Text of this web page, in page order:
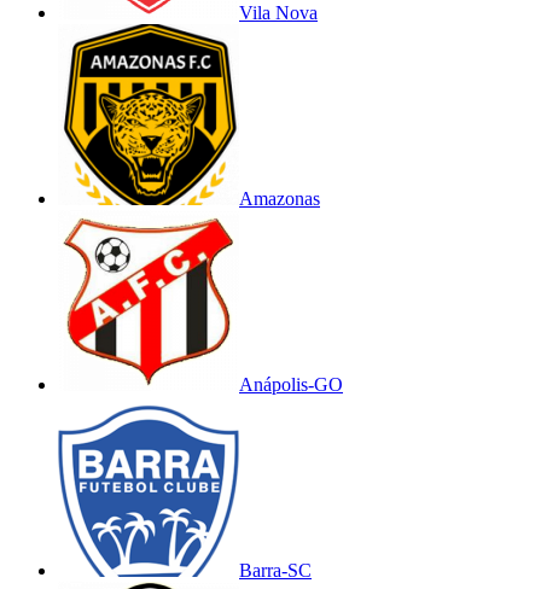
Vila Nova
Amazonas
Anápolis-GO
Barra-SC